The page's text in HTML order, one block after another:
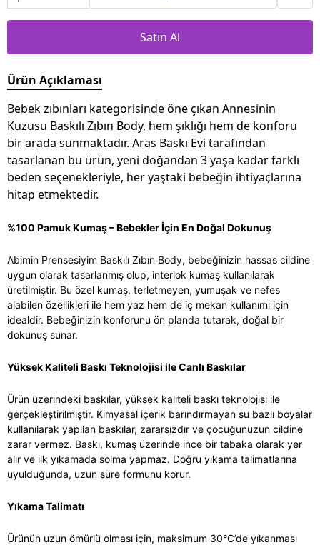
Satın Al
Ürün Açıklaması
Bebek zıbınları kategorisinde öne çıkan Annesinin
Kuzusu Baskılı Zıbın Body, hem şıklığı hem de konforu
bir arada sunmaktadır. Aras Baskı Evi tarafından
tasarlanan bu ürün, yeni doğandan 3 yaşa kadar farklı
beden seçenekleriyle, her yaştaki bebeğin ihtiyaçlarına
hitap etmektedir.
%100 Pamuk Kumaş – Bebekler İçin En Doğal Dokunuş
Abimin Prensesiyim Baskılı Zıbın Body, bebeğinizin hassas cildine
uygun olarak tasarlanmış olup, interlok kumaş kullanılarak
üretilmiştir. Bu özel kumaş, terletmeyen, yumuşak ve nefes
alabilen özellikleri ile hem yaz hem de iç mekan kullanımı için
idealdir. Bebeğinizin konforunu ön planda tutarak, doğal bir
dokunuş sunar.
Yüksek Kaliteli Baskı Teknolojisi ile Canlı Baskılar
Ürün üzerindeki baskılar, yüksek kaliteli baskı teknolojisi ile
gerçekleştirilmiştir. Kimyasal içerik barındırmayan su bazlı boyalar
kullanılarak yapılan baskılar, zararsızdır ve çocuğunuzun cildine
zarar vermez. Baskı, kumaş üzerinde ince bir tabaka olarak yer
alır ve ilk yıkamada solma yapmaz. Doğru yıkama talimatlarına
uyulduğunda, uzun süre formunu korur.
Yıkama Talimatı
Ürünün uzun ömürlü olması için, maksimum 30°C’de yıkanması